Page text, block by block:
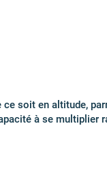
ce soit en altitude,
à se